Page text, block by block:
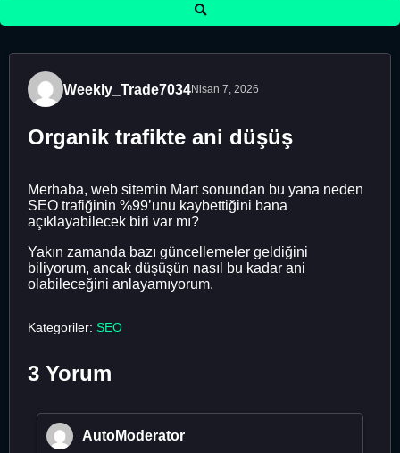
Weekly_Trade7034Nisan 7, 2026
Organik trafikte ani düşüş
Merhaba, web sitemin Mart sonundan bu yana neden
SEO trafiğinin %99’unu kaybettiğini bana
açıklayabilecek biri var mı?
Yakın zamanda bazı güncellemeler geldiğini
biliyorum, ancak düşüşün nasıl bu kadar ani
olabileceğini anlayamıyorum.
Kategoriler: SEO
3 Yorum
AutoModerator